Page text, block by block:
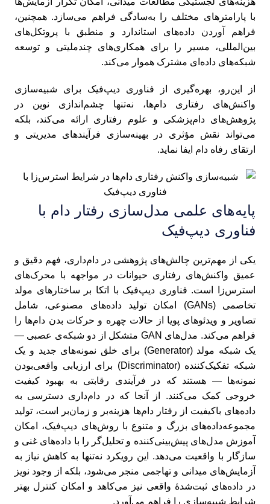
با پارامترهای مختلف را به‌سادگی فراهم می‌سازد. همچنین،
فراهم آوردن داده‌های استاندارد و منطبق با پروتکل‌های
بین‌المللی، مسیر را برای همکاری‌های چندملیتی و توسعه
شبکه‌های داده‌ای مشترک هموار می‌کند.
از این‌رو، بهره‌گیری از فناوری دیپ‌فیک برای شبیه‌سازی
واکنش‌های رفتاری دام‌ها، نه‌تنها چشم‌اندازی نوین در
پژوهش‌های دام‌پزشکی و علوم رفتاری ارائه می‌کند، بلکه
می‌تواند نقش مؤثری در بهینه‌سازی فرآیندهای مدیریتی و
ارتقای رفاه دام ایفا نماید.
پایه‌های علمی مدل‌سازی رفتار دام با
فناوری دیپ‌فیک
یکی از مهم‌ترین چالش‌های پژوهشی در دام‌داری، فهم دقیق و
عمیق واکنش‌های رفتاری حیوانات در مواجهه با محرک‌های
استرس‌زا است. فناوری دیپ‌فیک با اتکا بر ساختارهای مولد
تخاصمی (GANs) امکان تولید داده‌های مصنوعی، شامل
تصاویر و ویدئوهای پویا از حالات چهره و حرکات بدن دام‌ها را
فراهم می‌کند. مدل‌های GAN متشکل از دو شبکه‌ی عصبی —
یک شبکه مولد (Generator) برای خلق نمونه‌های جدید و یک
شبکه تفکیک‌کننده (Discriminator) برای ارزیابی واقعی‌بودن
نمونه‌ها — هستند که در فرآیندی رقابتی به بهبود کیفیت
خروجی کمک می‌کنند. از آنجا که در دام‌داری دسترسی به
داده‌های باکیفیت از رفتار دام‌ها هزینه‌بر و زمان‌بر است، تولید
مجموعه‌داده‌های بزرگ و متنوع با روش‌های دیپ‌فیک، امکان
آموزش مدل‌های پیش‌بینی‌کننده و تحلیل‌گر را با داده‌های غنی و
سازگار با واقعیت می‌دهد. این رویکرد نه‌تنها به کاهش نیاز به
آزمایش‌های میدانی و تهاجمی منجر می‌شود، بلکه از وجود نویز
در داده‌های ثبت‌شدهٔ واقعی نیز می‌کاهد و امکان کنترل بهتر
شرایط شبیه‌سازی را فراهم می‌آورد.